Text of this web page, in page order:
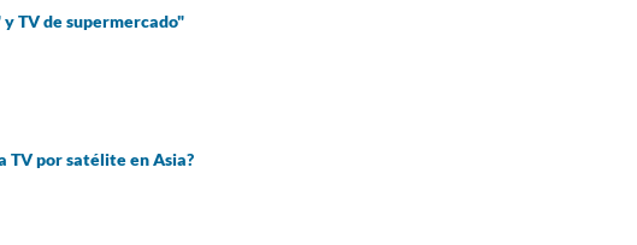
TV de supermercado"
TV por satélite en Asia?